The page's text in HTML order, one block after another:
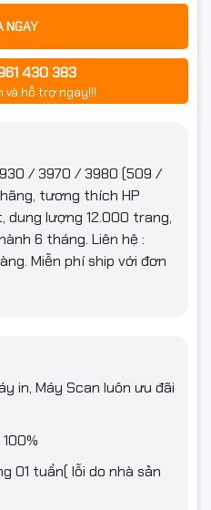
NGAY
430 383
và hỗ trợ ngay!!!
/ 3970 / 3980 (509 /
tương thích HP
dung lượng 12.000 trang,
6 tháng. Liên hệ :
Miễn phí ship với đơn
in, Máy Scan luôn ưu đãi
01 tuần( lỗi do nhà sản
lem mực
phù hợp cho doanh nghiệp và
dễ tháo lắp và thay thế
tối đa chi phí sử dụng
và linh kiện máy tính máy in số
kinh doanh để nhận ưu đãi